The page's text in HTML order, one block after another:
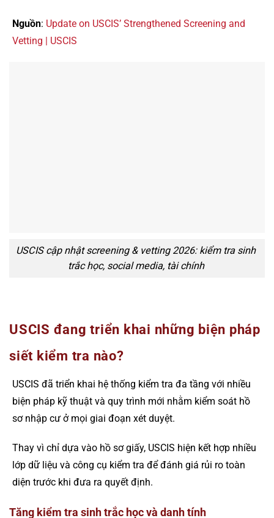
Nguồn: Update on USCIS’ Strengthened Screening and
Vetting | USCIS
USCIS cập nhật screening & vetting 2026: kiểm tra sinh
trắc học, social media, tài chính
USCIS đang triển khai những biện pháp
siết kiểm tra nào?
USCIS đã triển khai hệ thống kiểm tra đa tầng với nhiều
biện pháp kỹ thuật và quy trình mới nhằm kiểm soát hồ
sơ nhập cư ở mọi giai đoạn xét duyệt.
Thay vì chỉ dựa vào hồ sơ giấy, USCIS hiện kết hợp nhiều
lớp dữ liệu và công cụ kiểm tra để đánh giá rủi ro toàn
diện trước khi đưa ra quyết định.
Tăng kiểm tra sinh trắc học và danh tính